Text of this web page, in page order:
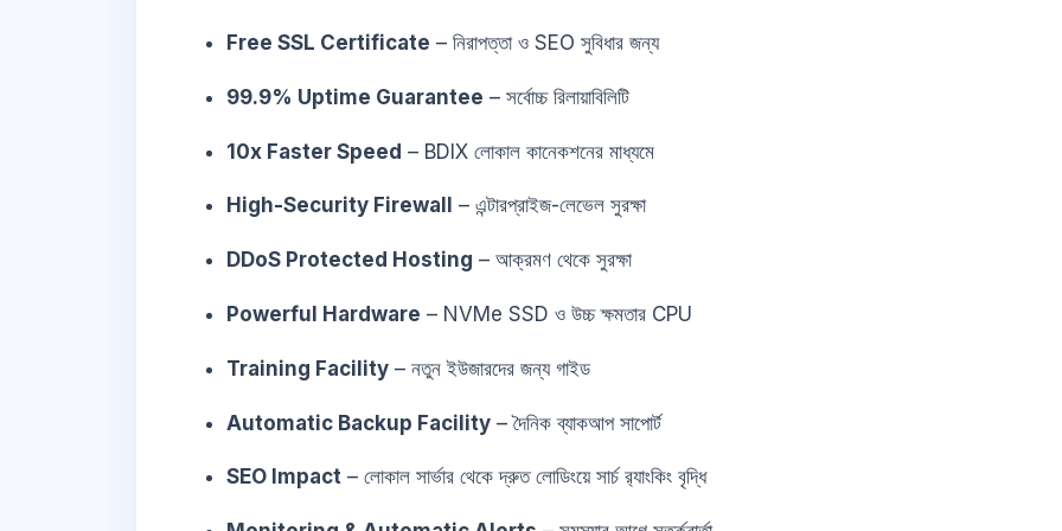
Free SSL Certificate – নিরাপত্তা ও SEO সুবিধার জন্য
99.9% Uptime Guarantee – সর্বোচ্চ রিলায়াবিলিটি
10x Faster Speed – BDIX লোকাল কানেকশনের মাধ্যমে
High-Security Firewall – এন্টারপ্রাইজ-লেভেল সুরক্ষা
DDoS Protected Hosting – আক্রমণ থেকে সুরক্ষা
Powerful Hardware – NVMe SSD ও উচ্চ ক্ষমতার CPU
Training Facility – নতুন ইউজারদের জন্য গাইড
Automatic Backup Facility – দৈনিক ব্যাকআপ সাপোর্ট
SEO Impact – লোকাল সার্ভার থেকে দ্রুত লোডিংয়ে সার্চ র‍্যাংকিং বৃদ্ধি